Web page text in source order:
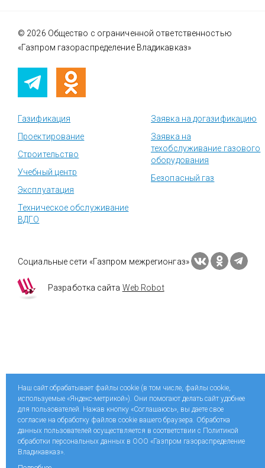
© 2026 Общество с ограниченной ответственностью
«Газпром газораспределение Владикавказ»
Газификация
Проектирование
Строительство
Учебный центр
Эксплуатация
Техническое обслуживание
ВДГО
Заявка на догазификацию
Заявка на
техобслуживание газового
оборудования
Безопасный газ
Социальные сети «Газпром межрегионгаз»
Разработка сайта Web Robot
Наш сайт обрабатывает файлы cookie (в том числе, файлы cookie,
используемые «Яндекс-метрикой»). Они помогают делать сайт удобнее
для пользователей. Нажав кнопку «Соглашаюсь», вы даете свое
согласие на обработку файлов cookie вашего браузера. Обработка
данных пользователей осуществляется в соответствии с Политикой
обработки персональных данных в ООО «Газпром газораспределение
Владикавказ».